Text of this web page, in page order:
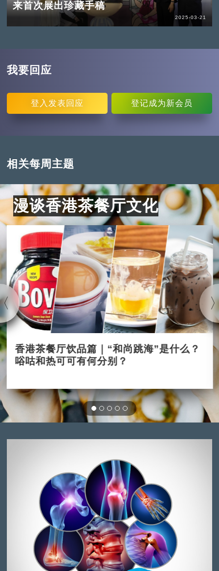
来首次展出珍藏手稿
2025-03-21
我要回应
登入 发表回应 登记成为新会员
相关每周主题
漫谈香港茶餐厅文化
香港茶餐厅饮品篇｜“和尚跳海”是什么？
唂咕和热可可有何分别？